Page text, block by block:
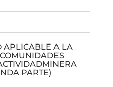
APLICABLE A LA
PARTE)